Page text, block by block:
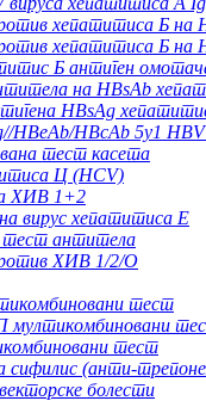
хепатитиса Б на
хепатитиса Б на
Б антиген
на HBsAb
HBsAg
HBeAb/HBcAb 5у1
тест касета
Ц (HCV)
ХИВ 1+2
вирус хепатитиса Е
тест антитела
ХИВ 1/2/O
тест
тест
(анти-
болести